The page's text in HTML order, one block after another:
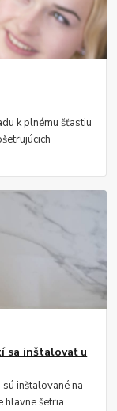
k plnému šťastiu
sa inštalovať u
inštalované na
hlavne šetria